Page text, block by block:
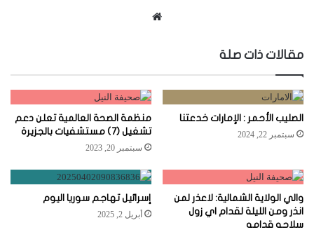
مقالات ذات صلة
الصليب الأحمر : الإمارات خدعتنا
سبتمبر 22, 2024
منظمة الصحة العالمية تعلن دعم
تشغيل (7) مستشفيات بالجزيرة
سبتمبر 20, 2023
والي الولاية الشمالية: لاعذر لمن
انذر ومن الليلة لقدام اي زول
سلاحه قدامه
إسرائيل تهاجم سوريا اليوم
أبريل 2, 2025